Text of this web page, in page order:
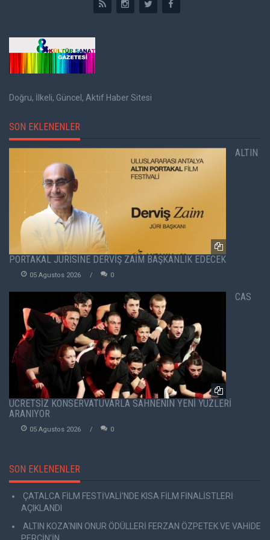
Doğru, İlkeli, Güncel, Aktif Haber Sitesi
SON EKLENENLER
ALTIN
PORTAKAL JÜRİSİNE DERVİŞ ZAİM BAŞKANLIK EDECEK
05 Agustos 2026 0
CAS
ÜCRETSİZ KONSERVATUVARLA SAHNENİN YENİ YÜZLERİ
ARANIYOR
05 Agustos 2026 0
SON EKLENENLER
ÇATALCA FİLM FESTİVALİ'NDE KISA FİLM FİNALİSTLERİ
AÇIKLANDI
ALTIN KOZA'NIN ONUR ÖDÜLLERİ FERZAN ÖZPETEK VE VAHİDE
PERÇİN'İN